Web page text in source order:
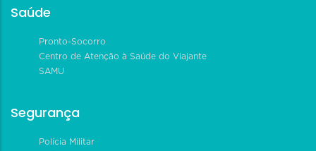
Saúde
Pronto-Socorro
Centro de Atenção à Saúde do Viajante
SAMU
Segurança
Polícia Militar